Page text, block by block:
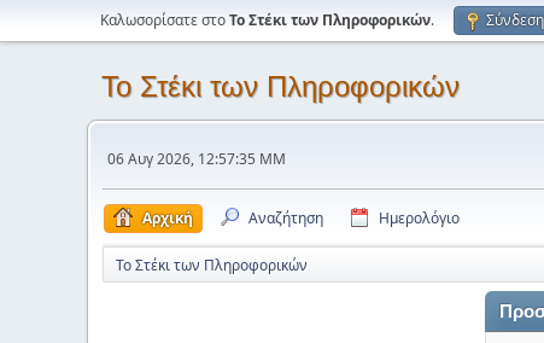
Καλωσορίσατε στοΤο Στέκι των Πληροφορικών. Σύνδεση
Το Στέκι των Πληροφορικών
06 Αυγ 2026, 12:57:35 ΜΜ
Αρχική Αναζήτηση Ημερολόγιο
Το Στέκι των Πληροφορικών